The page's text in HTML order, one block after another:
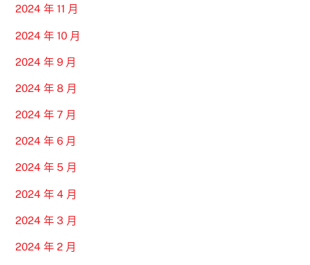
2024 年 11 月
2024 年 10 月
2024 年 9 月
2024 年 8 月
2024 年 7 月
2024 年 6 月
2024 年 5 月
2024 年 4 月
2024 年 3 月
2024 年 2 月